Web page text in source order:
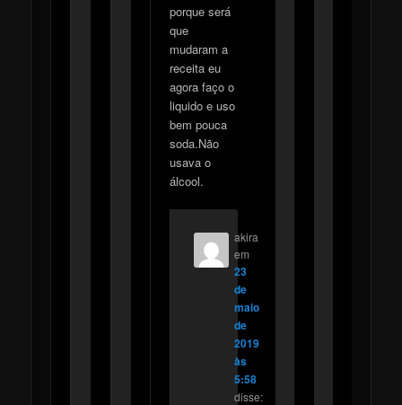
porque será
que
mudaram a
receita eu
agora faço o
liquido e uso
bem pouca
soda.Não
usava o
álcool.
akira
em
23
de
maio
de
2019
às
5:58
disse: